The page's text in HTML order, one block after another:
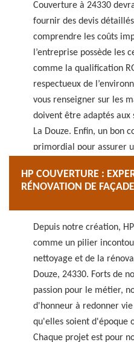
Couverture à 24330
fournir des devis
comprendre les coûts
l’entreprise possède les
comme la qualification
respectueux de
vous renseigner sur les
doivent être adaptés
La Douze. Enfin, un bon
primordial pour assurer
critères, vous pourrez
l’entreprise qui répondra
24330.
HP COUVERTURE :
RÉNOVATION DE
Depuis notre création,
comme un pilier
nettoyage et de la
Douze, 24330. Forts de
passion pour le métier,
d'honneur à redonner
qu'elles soient d'époque
Chaque projet est pour